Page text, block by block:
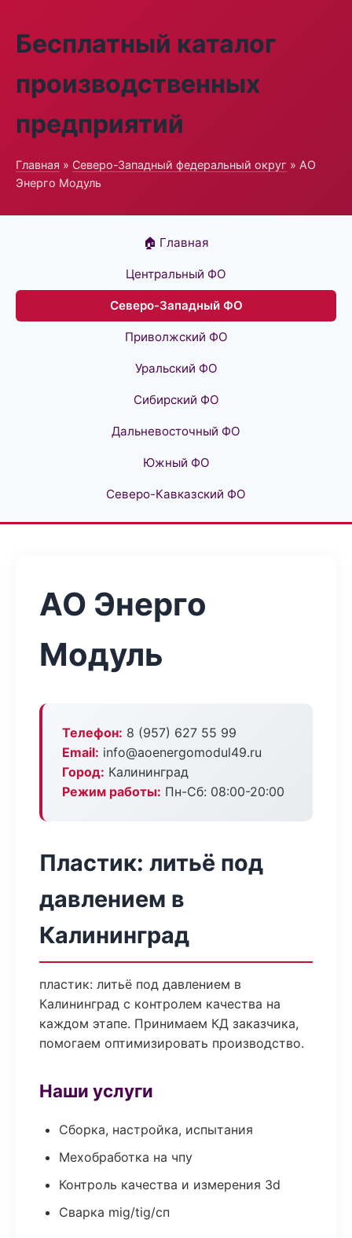
Бесплатный каталог
производственных
предприятий
Главная » Северо-Западный федеральный округ » АО
Энерго Модуль
🏠 Главная
Центральный ФО
Северо-Западный ФО
Приволжский ФО
Уральский ФО
Сибирский ФО
Дальневосточный ФО
Южный ФО
Северо-Кавказский ФО
АО Энерго
Модуль
Телефон: 8 (957) 627 55 99
Email: info@aoenergomodul49.ru
Город: Калининград
Режим работы: Пн-Сб: 08:00-20:00
Пластик: литьё под
давлением в
Калининград
пластик: литьё под давлением в
Калининград с контролем качества на
каждом этапе. Принимаем КД заказчика,
помогаем оптимизировать производство.
Наши услуги
Сборка, настройка, испытания
Мехобработка на чпу
Контроль качества и измерения 3d
Сварка mig/tig/сп